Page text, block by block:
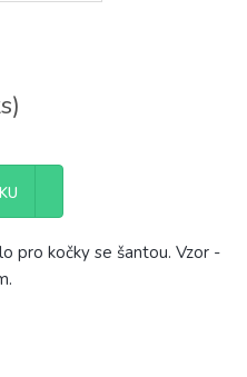
pro kočky se šantou. Vzor -